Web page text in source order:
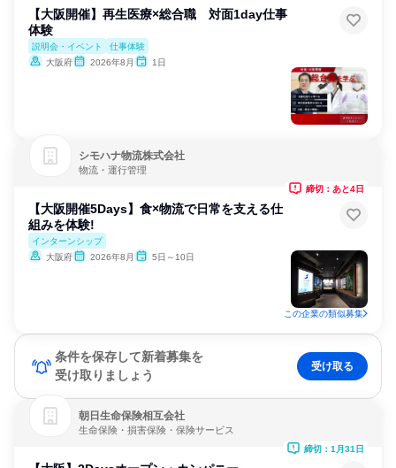
【大阪開催】再生医療×総合職 対面1day仕事
体験
説明会・イベント
仕事体験
大阪府
2026年8月 1日
シモハナ物流株式会社
物流・運行管理
【大阪開催5Days】食×物流で日常を支える仕
組みを体験!
インターンシップ
大阪府
2026年8月 5日～10日
締切：あと4日
この企業の類似募集
条件を保存して新着募集を
受け取りましょう
受け取る
朝日生命保険相互会社
生命保険・損害保険・保険サービス
締切：1月31日